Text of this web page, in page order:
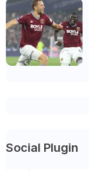
Social Plugin